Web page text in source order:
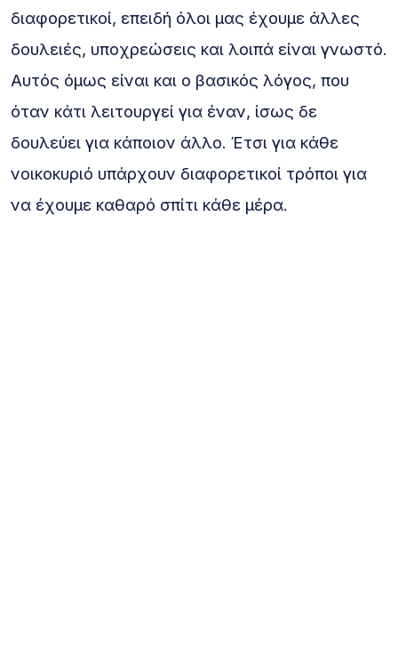
διαφορετικοί, επειδή όλοι μας έχουμε άλλες
δουλειές, υποχρεώσεις και λοιπά είναι γνωστό.
Αυτός όμως είναι και ο βασικός λόγος, που
όταν κάτι λειτουργεί για έναν, ίσως δε
δουλεύει για κάποιον άλλο. Έτσι για κάθε
νοικοκυριό υπάρχουν διαφορετικοί τρόποι για
να έχουμε καθαρό σπίτι κάθε μέρα.